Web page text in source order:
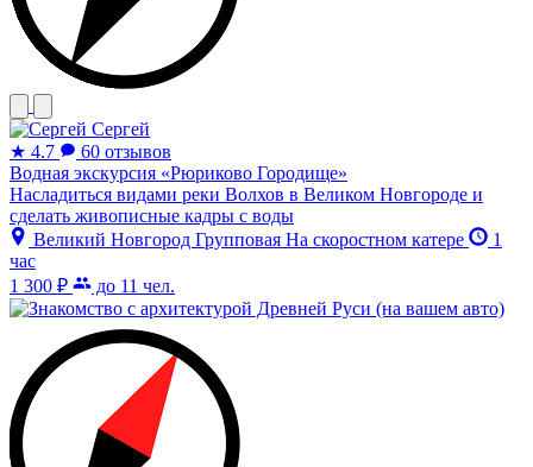
Сергей
★ 4.7
60 отзывов
Водная экскурсия «Рюриково Городище»
Насладиться видами реки Волхов в Великом Новгороде и
сделать живописные кадры с воды
Великий Новгород Групповая На скоростном катере
1
час
1 300 ₽
до 11 чел.